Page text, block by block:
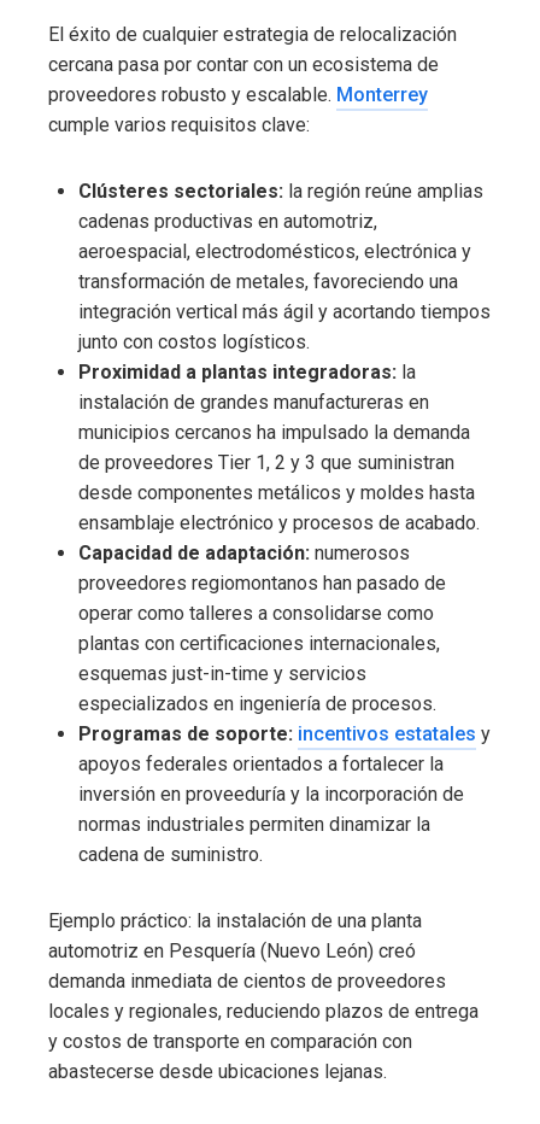
El éxito de cualquier estrategia de relocalización
cercana pasa por contar con un ecosistema de
proveedores robusto y escalable. Monterrey
cumple varios requisitos clave:
Clústeres sectoriales: la región reúne amplias
cadenas productivas en automotriz,
aeroespacial, electrodomésticos, electrónica y
transformación de metales, favoreciendo una
integración vertical más ágil y acortando tiempos
junto con costos logísticos.
Proximidad a plantas integradoras: la
instalación de grandes manufactureras en
municipios cercanos ha impulsado la demanda
de proveedores Tier 1, 2 y 3 que suministran
desde componentes metálicos y moldes hasta
ensamblaje electrónico y procesos de acabado.
Capacidad de adaptación: numerosos
proveedores regiomontanos han pasado de
operar como talleres a consolidarse como
plantas con certificaciones internacionales,
esquemas just-in-time y servicios
especializados en ingeniería de procesos.
Programas de soporte: incentivos estatales y
apoyos federales orientados a fortalecer la
inversión en proveeduría y la incorporación de
normas industriales permiten dinamizar la
cadena de suministro.
Ejemplo práctico: la instalación de una planta
automotriz en Pesquería (Nuevo León) creó
demanda inmediata de cientos de proveedores
locales y regionales, reduciendo plazos de entrega
y costos de transporte en comparación con
abastecerse desde ubicaciones lejanas.